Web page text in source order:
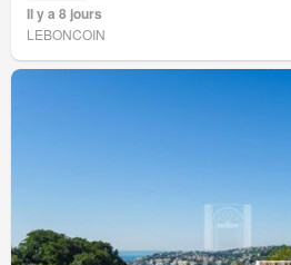
Il y a 8 jours
LEBONCOIN